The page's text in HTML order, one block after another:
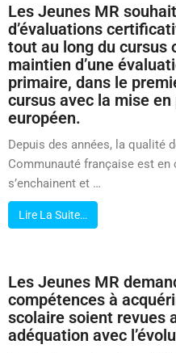
Les Jeunes MR
d’évaluations
tout au long du cursus
maintien d’une
primaire, dans le
cursus avec la mise en
européen.
Depuis des années, la qualité
Communauté française est en
s’enchainent et …
Lire La Suite…
Les Jeunes MR
compétences à
scolaire soient revues
adéquation avec